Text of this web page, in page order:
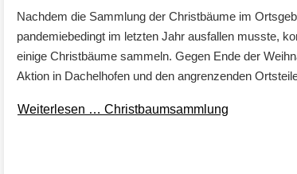
Nachdem die Sammlung der Christbäume im
pandemiebedingt im letzten Jahr ausfallen musste,
einige Christbäume sammeln. Gegen Ende der
Aktion in Dachelhofen und den angrenzenden
Weiterlesen … Christbaumsammlung